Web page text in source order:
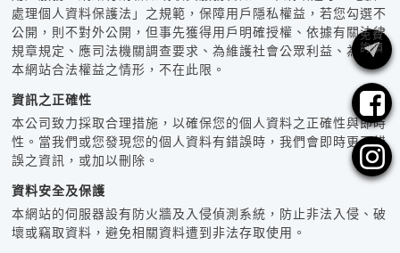
處理個人資料保護法」之規範，保障用戶隱私權益，若您勾選不
公開，則不對外公開，但事先獲得用戶明確授權、依據有關法律
規章規定、應司法機關調查要求、為維護社會公眾利益、為維護
本網站合法權益之情形，不在此限。
資訊之正確性
本公司致力採取合理措施，以確保您的個人資料之正確性與即時
性。當我們或您發現您的個人資料有錯誤時，我們會即時更正錯
誤之資訊，或加以刪除。
資料安全及保護
本網站的伺服器設有防火牆及入侵偵測系統，防止非法入侵、破
壞或竊取資料，避免相關資料遭到非法存取使用。